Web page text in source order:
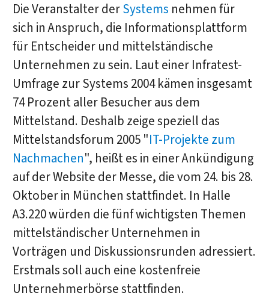
Die Veranstalter derSystems nehmen für
sich in Anspruch, die Informationsplattform
für Entscheider und mittelständische
Unternehmen zu sein. Laut einer Infratest-
Umfrage zur Systems 2004 kämen insgesamt
74 Prozent aller Besucher aus dem
Mittelstand. Deshalb zeige speziell das
Mittelstandsforum 2005 "IT-Projekte zum
Nachmachen", heißt es in einer Ankündigung
auf der Website der Messe, die vom 24. bis 28.
Oktober in München stattfindet. In Halle
A3.220 würden die fünf wichtigsten Themen
mittelständischer Unternehmen in
Vorträgen und Diskussionsrunden adressiert.
Erstmals soll auch eine kostenfreie
Unternehmerbörse stattfinden.